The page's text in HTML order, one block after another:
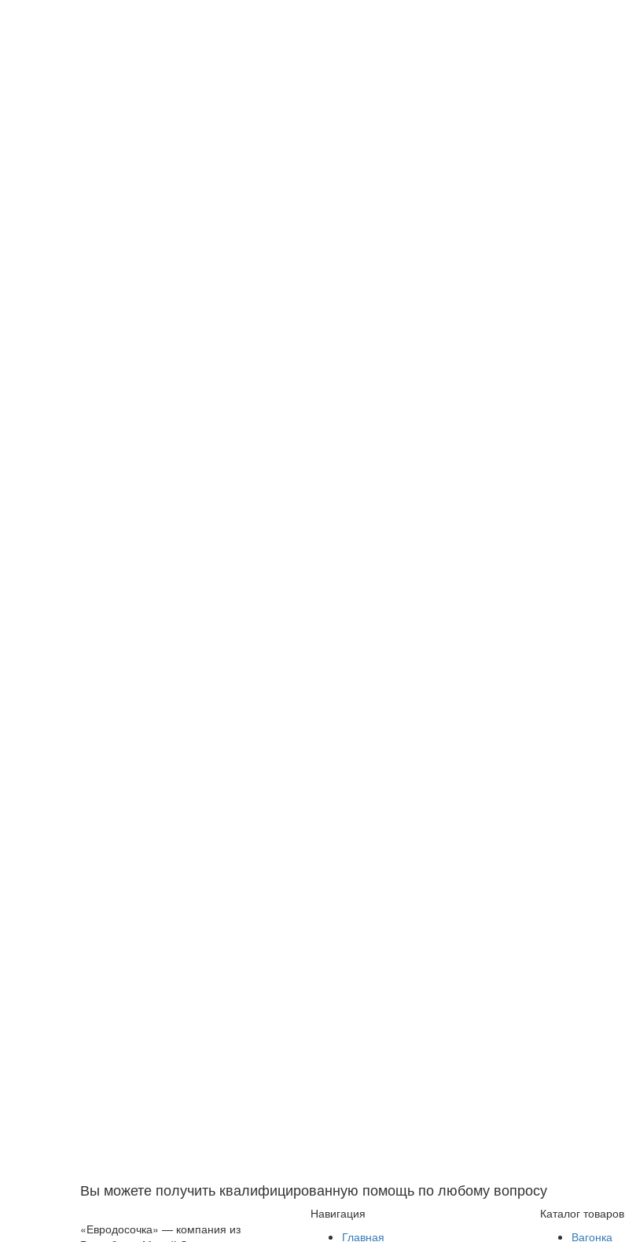
Вы можете получить квалифицированную помощь по любому вопросу
«Евродосочка» — компания из
Навигация
Главная
Каталог товаров
Вагонка